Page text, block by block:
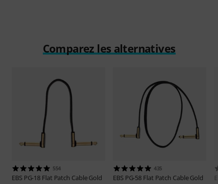
Comparez les alternatives
554
EBS PG-18 Flat Patch Cable Gold
435
EBS PG-58 Flat Patch Cable Gold